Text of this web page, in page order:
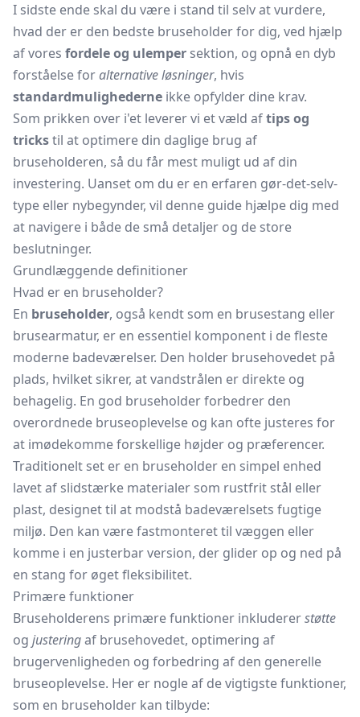
I sidste ende skal du være i stand til selv at vurdere,
hvad der er den bedste bruseholder for dig, ved hjælp
af vores fordele og ulemper sektion, og opnå en dyb
forståelse foralternative løsninger, hvis
standardmulighederne ikke opfylder dine krav.
Som prikken over i'et leverer vi et væld aftips og
trickstil at optimere din daglige brug af
bruseholderen, så du får mest muligt ud af din
investering. Uanset om du er en erfaren gør-det-selv-
type eller nybegynder, vil denne guide hjælpe dig med
at navigere i både de små detaljer og de store
beslutninger.
Grundlæggende definitioner
Hvad er en bruseholder?
En bruseholder, også kendt som en brusestang eller
brusearmatur, er en essentiel komponent i de fleste
moderne badeværelser. Den holder brusehovedet på
plads, hvilket sikrer, at vandstrålen er direkte og
behagelig. En god bruseholder forbedrer den
overordnede bruseoplevelse og kan ofte justeres for
at imødekomme forskellige højder og præferencer.
Traditionelt set er en bruseholder en simpel enhed
lavet af slidstærke materialer som rustfrit stål eller
plast, designet til at modstå badeværelsets fugtige
miljø. Den kan være fastmonteret til væggen eller
komme i en justerbar version, der glider op og ned på
en stang for øget fleksibilitet.
Primære funktioner
Bruseholderens primære funktioner inkludererstøtte
og justeringaf brusehovedet, optimering af
brugervenligheden og forbedring af den generelle
bruseoplevelse. Her er nogle af de vigtigste funktioner,
som en bruseholder kan tilbyde: